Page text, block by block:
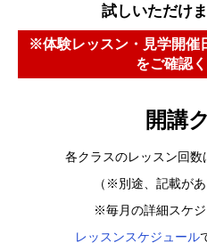
試しいただけ
※体験レッスン・見学開催
をご確認く
開講
各クラスのレッスン回数
（※別途、記載が
※毎月の詳細スケ
レッスンスケジュール